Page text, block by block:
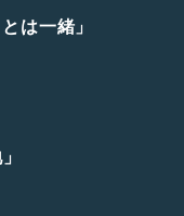
は一緒」